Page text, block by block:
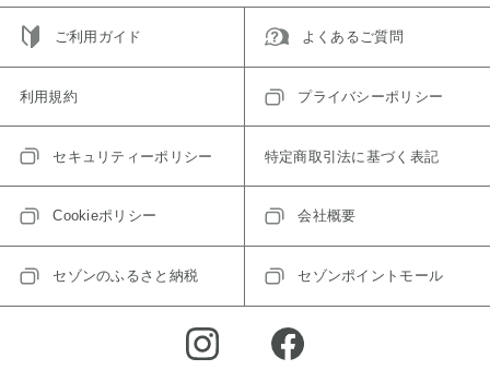
ご利用ガイド よくあるご質問
利用規約 プライバシーポリシー
セキュリティーポリシー 特定商取引法に基づく表記
Cookieポリシー 会社概要
セゾンのふるさと納税 セゾンポイントモール